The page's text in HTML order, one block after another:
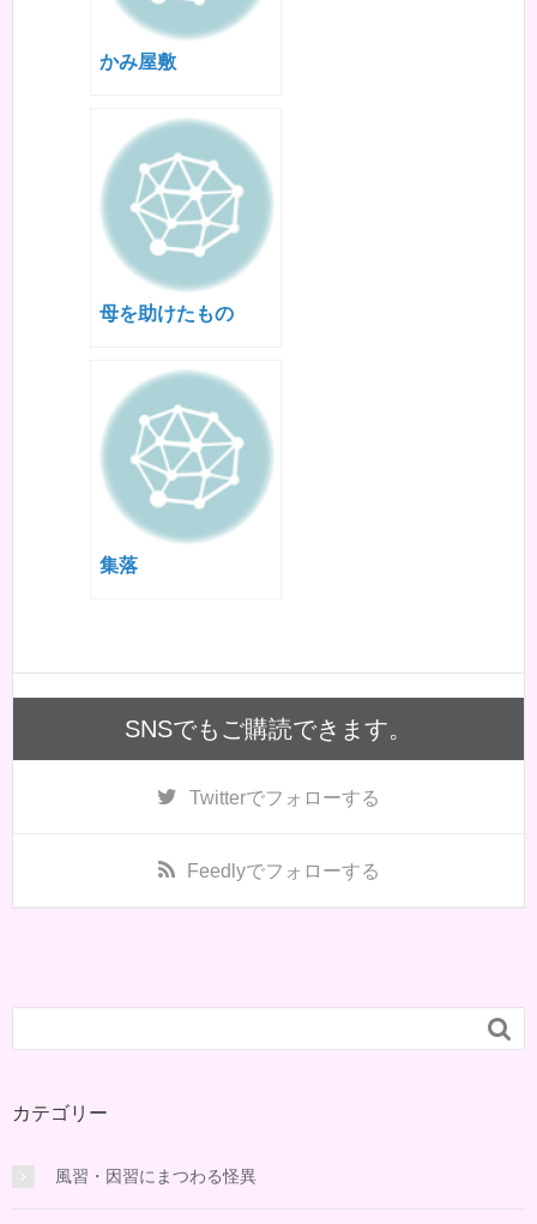
かみ屋敷
母を助けたもの
集落
SNSでもご購読できます。
Twitterでフォローする
Feedlyでフォローする

カテゴリー
風習・因習にまつわる怪異